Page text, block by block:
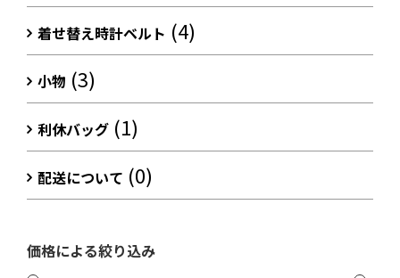
着せ替え時計ベルト (4)
小物 (3)
利休バッグ (1)
配送について (0)
価格による絞り込み